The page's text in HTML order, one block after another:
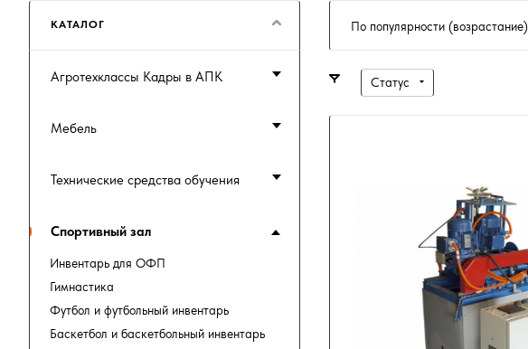
По популярности (возрастание)
Статус
КАТАЛОГ
Агротехклассы Кадры в АПК
Мебель
Технические средства обучения
Спортивный зал
Инвентарь для ОФП
Гимнастика
Футбол и футбольный инвентарь
Баскетбол и баскетбольный инвентарь